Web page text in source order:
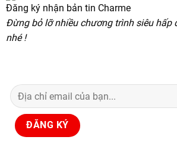
Đăng ký nhận bản tin Charme
Đừng bỏ lỡ nhiều chương trình siêu hấp
nhé !